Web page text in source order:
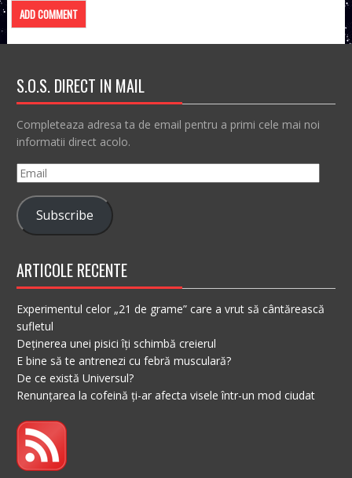
S.O.S. DIRECT IN MAIL
Completeaza adresa ta de email pentru a primi cele mai noi
informatii direct acolo.
Email
Subscribe
ARTICOLE RECENTE
Experimentul celor „21 de grame” care a vrut să cântărească
sufletul
Deținerea unei pisici îți schimbă creierul
E bine să te antrenezi cu febră musculară?
De ce există Universul?
Renunțarea la cofeină ți-ar afecta visele într-un mod ciudat